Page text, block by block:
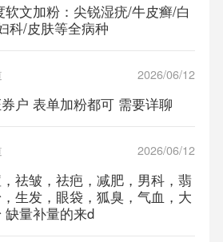
文加粉：尖锐湿疣/牛皮癣/白
科/皮肤等全病种
2026/06/12
户 表单加粉都可 需要详聊
2026/06/12
祛皱，祛疤，减肥，男科，翡
生发，眼袋，狐臭，气血，大
量补量的来d